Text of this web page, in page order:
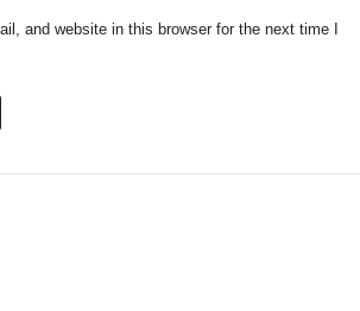
and website in this browser for the next time I